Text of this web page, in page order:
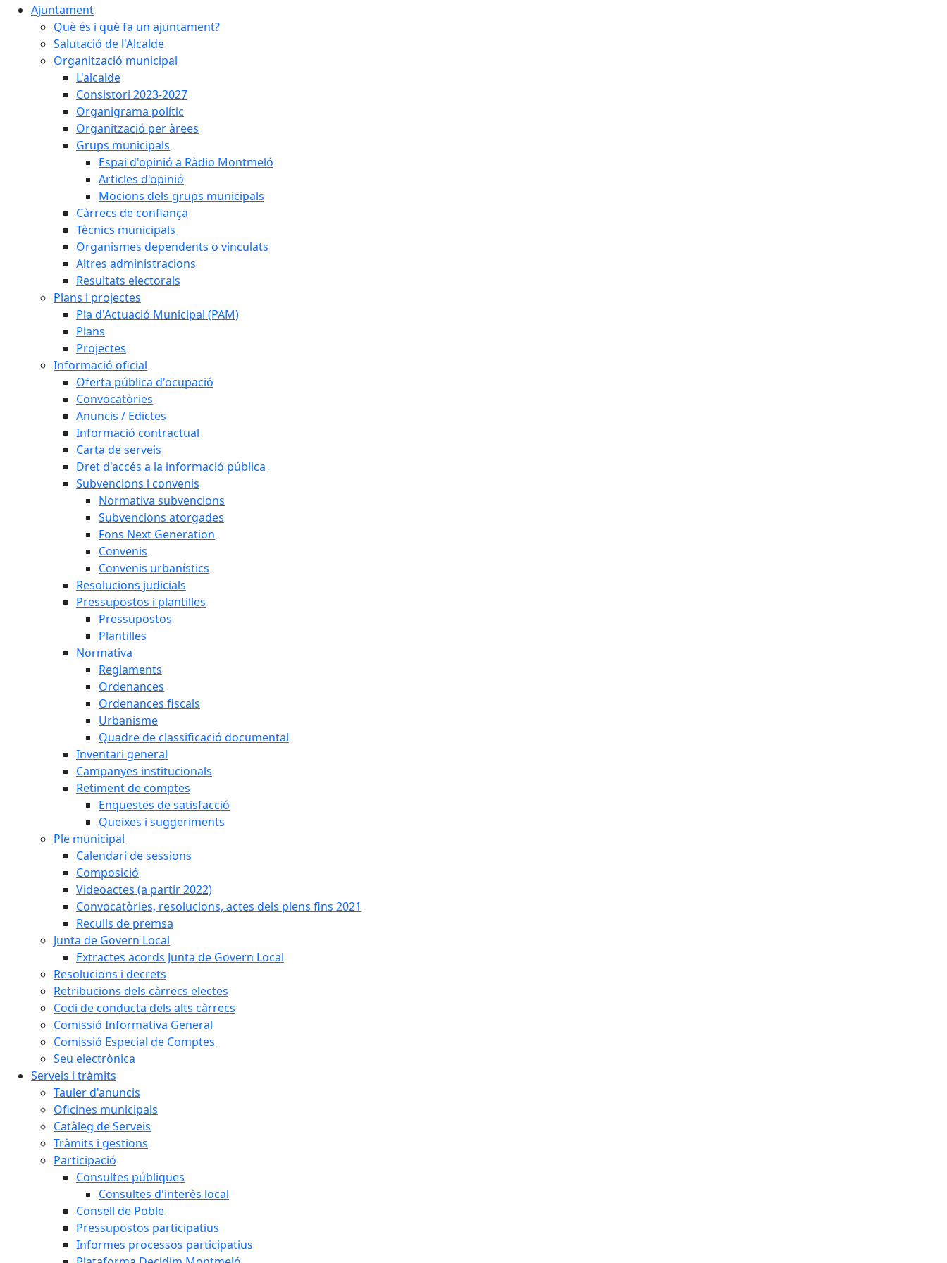
Ajuntament
Què és i què fa un ajuntament?
Salutació de l'Alcalde
Organització municipal
L'alcalde
Consistori 2023-2027
Organigrama polític
Organització per àrees
Grups municipals
Espai d'opinió a Ràdio Montmeló
Articles d'opinió
Mocions dels grups municipals
Càrrecs de confiança
Tècnics municipals
Organismes dependents o vinculats
Altres administracions
Resultats electorals
Plans i projectes
Pla d'Actuació Municipal (PAM)
Plans
Projectes
Informació oficial
Oferta pública d'ocupació
Convocatòries
Anuncis / Edictes
Informació contractual
Carta de serveis
Dret d'accés a la informació pública
Subvencions i convenis
Normativa subvencions
Subvencions atorgades
Fons Next Generation
Convenis
Convenis urbanístics
Resolucions judicials
Pressupostos i plantilles
Pressupostos
Plantilles
Normativa
Reglaments
Ordenances
Ordenances fiscals
Urbanisme
Quadre de classificació documental
Inventari general
Campanyes institucionals
Retiment de comptes
Enquestes de satisfacció
Queixes i suggeriments
Ple municipal
Calendari de sessions
Composició
Videoactes (a partir 2022)
Convocatòries, resolucions, actes dels plens fins 2021
Reculls de premsa
Junta de Govern Local
Extractes acords Junta de Govern Local
Resolucions i decrets
Retribucions dels càrrecs electes
Codi de conducta dels alts càrrecs
Comissió Informativa General
Comissió Especial de Comptes
Seu electrònica
Serveis i tràmits
Tauler d'anuncis
Oficines municipals
Catàleg de Serveis
Tràmits i gestions
Participació
Consultes públiques
Consultes d'interès local
Consell de Poble
Pressupostos participatius
Informes processos participatius